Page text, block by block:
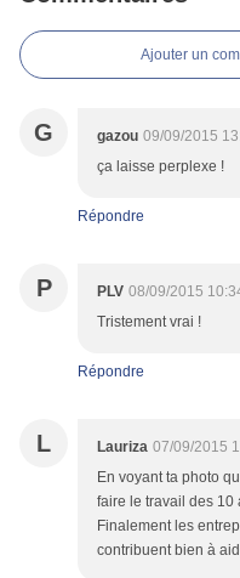
Ajouter un
G gazou 09/09/2015
ça laisse perplexe !
Répondre
P PLV 08/09/2015
Tristement vrai !
Répondre
L Lauriza 07/09/2015
En voyant ta photo
faire le travail des 10
Finalement les
contribuent bien à